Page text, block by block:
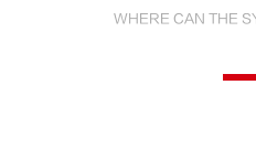
WHERE CAN THE